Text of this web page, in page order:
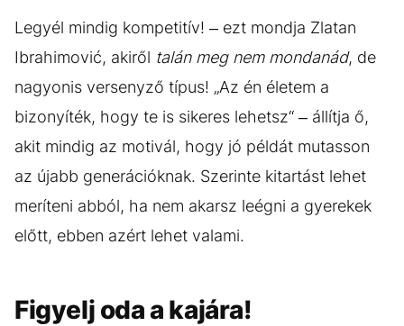
Legyél mindig kompetitív! – ezt mondja Zlatan
Ibrahimović, akiről talán meg nem mondanád, de
nagyonis versenyző típus! „Az én életem a
bizonyíték, hogy te is sikeres lehetsz“ – állítja ő,
akit mindig az motivál, hogy jó példát mutasson
az újabb generációknak. Szerinte kitartást lehet
meríteni abból, ha nem akarsz leégni a gyerekek
előtt, ebben azért lehet valami.
Figyelj oda a kajára!